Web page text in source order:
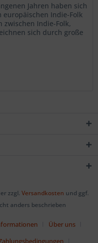
Jahren haben sich
europäischen Indie-Folk
zwischen Indie-Folk,
sich durch große
mit dem...
zzgl. Versandkosten und ggf.
anders beschrieben
Über uns